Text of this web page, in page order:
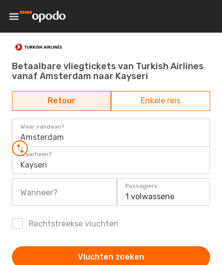
Betaalbare vliegtickets van Turkish Airlines
vanaf Amsterdam naar Kayseri
Retour Enkele reis
Waar vandaan?
Amsterdam
Waarheen?
Kayseri
Wanneer?
Passagiers
1 volwassene
Rechtstreekse vluchten
Vluchten zoeken